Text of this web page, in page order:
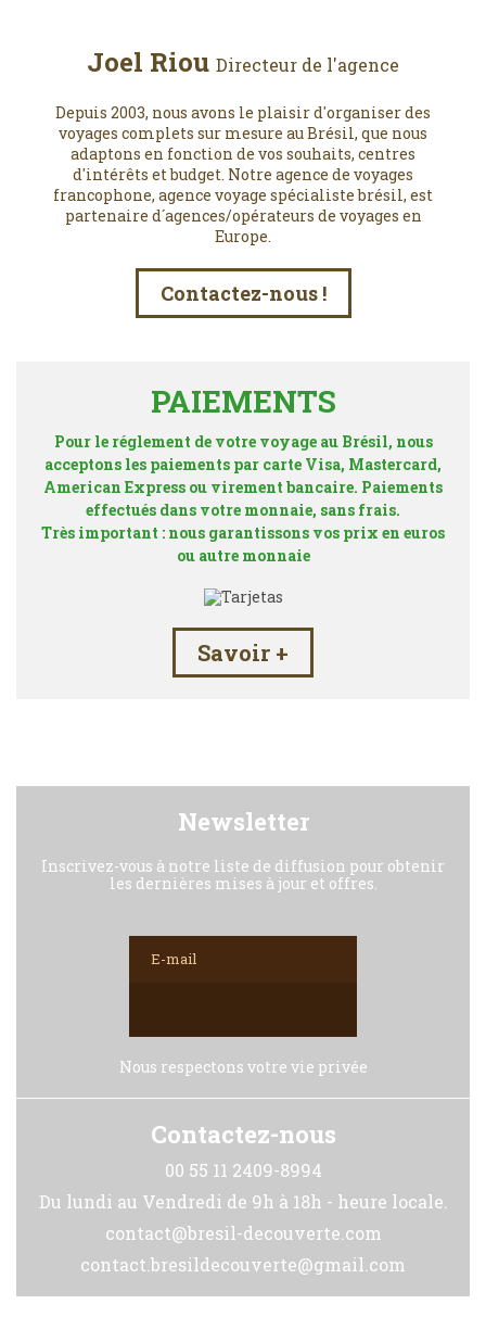
Joel Riou Directeur de l'agence
Depuis 2003, nous avons le plaisir d'organiser des
voyages complets sur mesure au Brésil, que nous
adaptons en fonction de vos souhaits, centres
d'intérêts et budget. Notre agence de voyages
francophone, agence voyage spécialiste brésil, est
partenaire d´agences/opérateurs de voyages en
Europe.
Contactez-nous !
PAIEMENTS
Pour le réglement de votre voyage au Brésil, nous
acceptons les paiements par carte Visa, Mastercard,
American Express ou virement bancaire. Paiements
effectués dans votre monnaie, sans frais.
Très important : nous garantissons vos prix en euros
ou autre monnaie
Savoir +
Newsletter
Inscrivez-vous à notre liste de diffusion pour obtenir
les dernières mises à jour et offres.
Nous respectons votre vie privée
Contactez-nous
00 55 11 2409-8994
Du lundi au Vendredi de 9h à 18h - heure locale.
contact@bresil-decouverte.com
contact.bresildecouverte@gmail.com